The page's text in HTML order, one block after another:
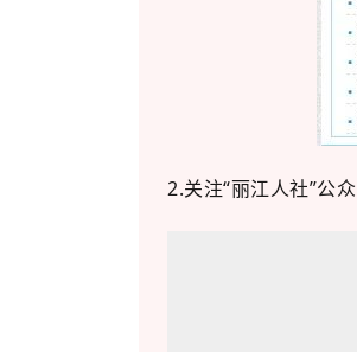
2.关注“丽江人社”公